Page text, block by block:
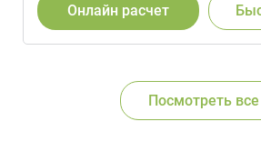
Онлайн расчет
Посмотреть все